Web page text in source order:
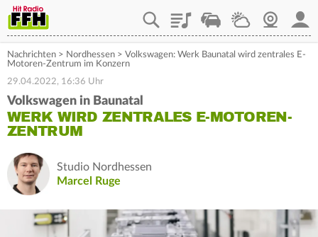
PlaylistStaupilotWetterWebcam
Nachrichten > Nordhessen > Volkswagen: Werk Baunatal wird zentrales E-
Motoren-Zentrum im Konzern
29.04.2022, 16:36 Uhr
Volkswagen in Baunatal
WERK WIRD ZENTRALES E-MOTOREN-
ZENTRUM
Studio Nordhessen
Marcel Ruge